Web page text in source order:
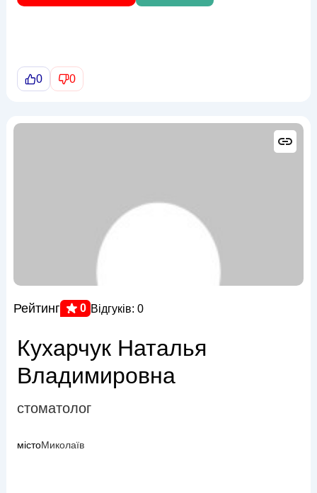
0 0
Рейтинг 0 Відгуків: 0
Кухарчук Наталья
Владимировна
стоматолог
містоМиколаїв